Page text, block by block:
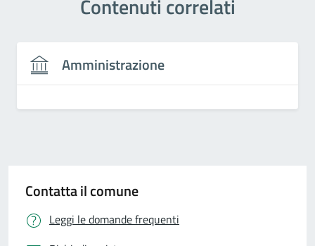
Contenuti correlati
Amministrazione
Contatta il comune
Leggi le domande frequenti